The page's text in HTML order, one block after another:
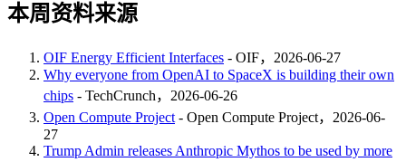
本周资料来源
OIF Energy Efficient Interfaces - OIF，2026-06-27
Why everyone from OpenAI to SpaceX is building their own
chips - TechCrunch，2026-06-26
Open Compute Project - Open Compute Project，2026-06-
27
Trump Admin releases Anthropic Mythos to be used by more